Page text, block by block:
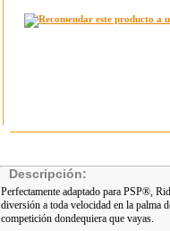
Descripción:
Perfectamente adaptado para PSP®,
diversión a toda velocidad en la palma
competición dondequiera que vayas.